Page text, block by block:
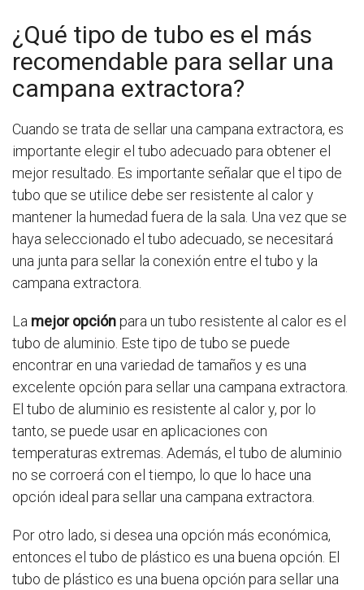
¿Qué tipo de tubo es el más
recomendable para sellar una
campana extractora?
Cuando se trata de sellar una campana extractora, es
importante elegir el tubo adecuado para obtener el
mejor resultado. Es importante señalar que el tipo de
tubo que se utilice debe ser resistente al calor y
mantener la humedad fuera de la sala. Una vez que se
haya seleccionado el tubo adecuado, se necesitará
una junta para sellar la conexión entre el tubo y la
campana extractora.
La mejor opciónpara un tubo resistente al calor es el
tubo de aluminio. Este tipo de tubo se puede
encontrar en una variedad de tamaños y es una
excelente opción para sellar una campana extractora.
El tubo de aluminio es resistente al calor y, por lo
tanto, se puede usar en aplicaciones con
temperaturas extremas. Además, el tubo de aluminio
no se corroerá con el tiempo, lo que lo hace una
opción ideal para sellar una campana extractora.
Por otro lado, si desea una opción más económica,
entonces el tubo de plástico es una buena opción. El
tubo de plástico es una buena opción para sellar una